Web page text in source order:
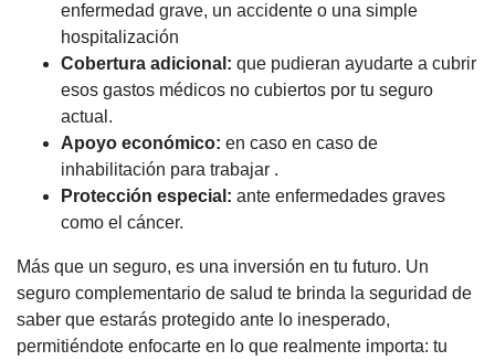
enfermedad grave, un accidente o una simple
hospitalización
Cobertura adicional: que pudieran ayudarte a cubrir
esos gastos médicos no cubiertos por tu seguro
actual.
Apoyo económico: en caso en caso de
inhabilitación para trabajar .
Protección especial: ante enfermedades graves
como el cáncer.
Más que un seguro, es una inversión en tu futuro. Un
seguro complementario de salud te brinda la seguridad de
saber que estarás protegido ante lo inesperado,
permitiéndote enfocarte en lo que realmente importa: tu